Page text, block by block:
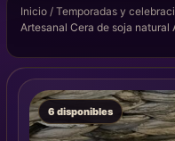
Inicio / Temporadas y
Artesanal Cera de soja natural
6 disponibles